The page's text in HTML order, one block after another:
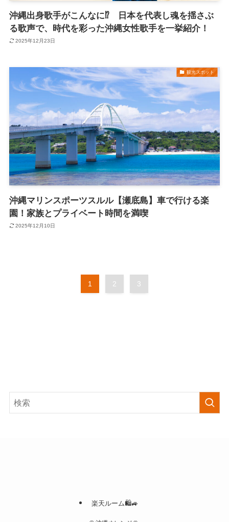
沖縄出身歌手がこんなに⁉ 日本を代表し魂を揺さぶ
る歌声で、時代を彩った沖縄女性歌手を一挙紹介！
2025年12月23日
観光スポット
沖縄マリンスポーツスルル【瀬底島】車で行ける楽
園！家族とプライベート時間を満喫
2025年12月10日
1 2 3
楽天ルーム🛍🚙